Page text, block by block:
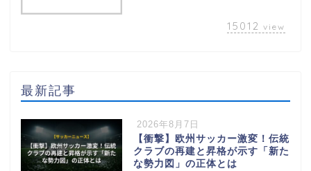
15012 view
最新記事
2026年8月7日
【衝撃】欧州サッカー激変！伝統
クラブの再建と昇格が示す「新た
な勢力図」の正体とは